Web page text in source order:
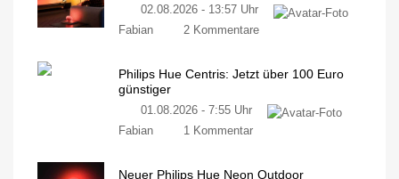
02.08.2026 - 13:57 Uhr
Fabian
2 Kommentare
Philips Hue Centris: Jetzt über 100 Euro
günstiger
01.08.2026 - 7:55 Uhr
Fabian
1 Kommentar
Neuer Philips Hue Neon Outdoor